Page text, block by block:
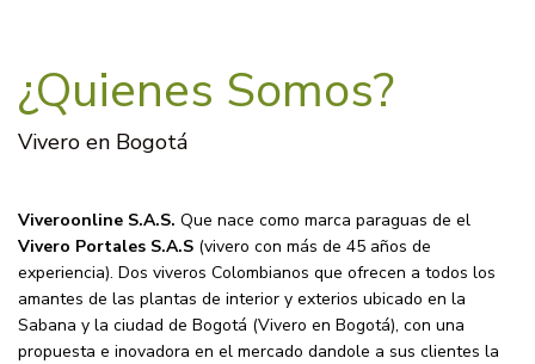
¿Quienes Somos?
Vivero en Bogotá
Viveroonline S.A.S. Que nace como marca paraguas de el
Vivero Portales S.A.S (vivero con más de 45 años de
experiencia). Dos viveros Colombianos que ofrecen a todos los
amantes de las plantas de interior y exterios ubicado en la
Sabana y la ciudad de Bogotá (Vivero en Bogotá), con una
propuesta e inovadora en el mercado dandole a sus clientes la